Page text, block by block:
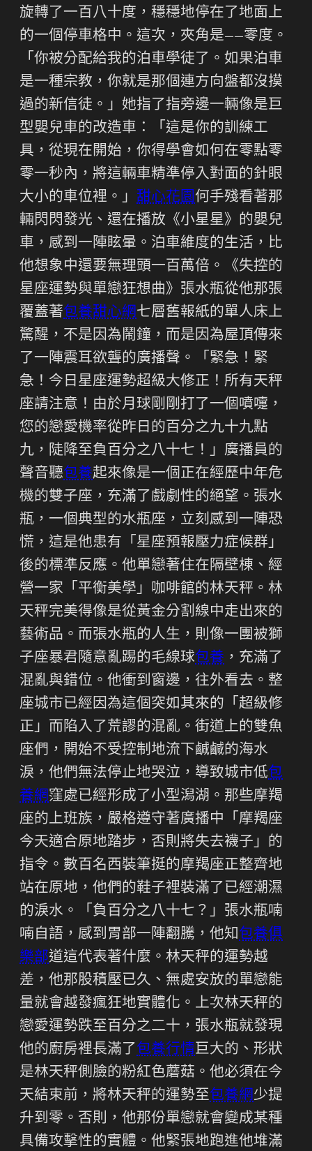
旋轉了一百八十度，穩穩地停在了地面上
的一個停車格中。這次，夾角是——零度。
「你被分配給我的泊車學徒了。如果泊車
是一種宗教，你就是那個連方向盤都沒摸
過的新信徒。」她指了指旁邊一輛像是巨
型嬰兒車的改造車：「這是你的訓練工
具，從現在開始，你得學會如何在零點零
零一秒內，將這輛車精準停入對面的針眼
大小的車位裡。」 甜心花園何手殘看著那
輛閃閃發光、還在播放《小星星》的嬰兒
車，感到一陣眩暈。泊車維度的生活，比
他想象中還要無理頭一百萬倍。《失控的
星座運勢與單戀狂想曲》張水瓶從他那張
覆蓋著包養甜心網七層舊報紙的單人床上
驚醒，不是因為鬧鐘，而是因為屋頂傳來
了一陣震耳欲聾的廣播聲。「緊急！緊
急！今日星座運勢超級大修正！所有天秤
座請注意！由於月球剛剛打了一個噴嚏，
您的戀愛機率從昨日的百分之九十九點
九，陡降至負百分之八十七！」廣播員的
聲音聽包養起來像是一個正在經歷中年危
機的雙子座，充滿了戲劇性的絕望。張水
瓶，一個典型的水瓶座，立刻感到一陣恐
慌，這是他患有「星座預報壓力症候群」
後的標準反應。他單戀著住在隔壁棟、經
營一家「平衡美學」咖啡館的林天秤。林
天秤完美得像是從黃金分割線中走出來的
藝術品。而張水瓶的人生，則像一團被獅
子座暴君隨意亂踢的毛線球包養 ，充滿了
混亂與錯位。他衝到窗邊，往外看去。整
座城市已經因為這個突如其來的「超級修
正」而陷入了荒謬的混亂。街道上的雙魚
座們，開始不受控制地流下鹹鹹的海水
淚，他們無法停止地哭泣，導致城市低包
養網窪處已經形成了小型潟湖。那些摩羯
座的上班族，嚴格遵守著廣播中「摩羯座
今天適合原地踏步，否則將失去襪子」的
指令。數百名西裝筆挺的摩羯座正整齊地
站在原地，他們的鞋子裡裝滿了已經潮濕
的淚水。「負百分之八十七？」張水瓶喃
喃自語，感到胃部一陣翻騰，他知包養俱
樂部道這代表著什麼。林天秤的運勢越
差，他那股積壓已久、無處安放的單戀能
量就會越發瘋狂地實體化。上次林天秤的
戀愛運勢跌至百分之二十，張水瓶就發現
他的廚房裡長滿了 包養行情巨大的、形狀
是林天秤側臉的粉紅色蘑菇。他必須在今
天結束前，將林天秤的運勢至包養網少提
升到零。否則，他那份單戀就會變成某種
具備攻擊性的實體。他緊張地跑進他堆滿